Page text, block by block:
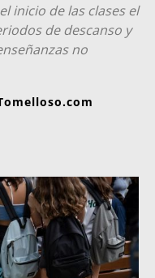
inicio de las clases el
de descanso y
no